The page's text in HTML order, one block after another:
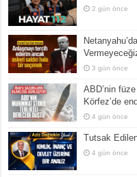
2 gün önce
3 gün önce
ABD’nin
Körfez’de
4 gün önce
Tutsak
4 gün önce